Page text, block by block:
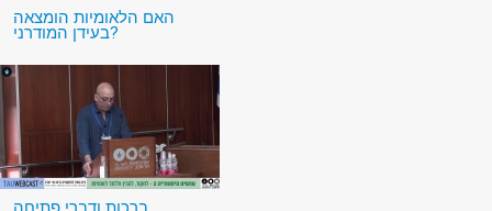
האם הלאומיות הומצאה
בעידן המודרני?